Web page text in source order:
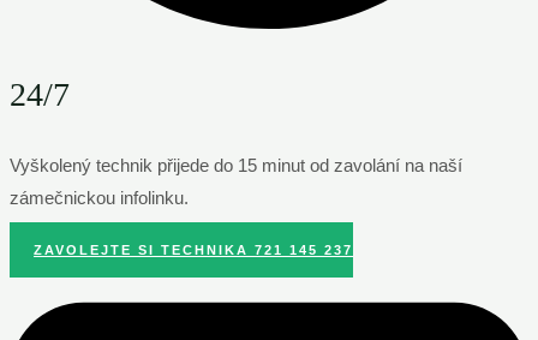
24/7
Vyškolený technik přijede do 15 minut od zavolání na naší
zámečnickou infolinku.
ZAVOLEJTE SI TECHNIKA 721 145 237